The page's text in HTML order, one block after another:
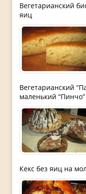
Вегетарианский
яиц
Вегетарианский
маленький “Пинчо”
Кекс без яиц на